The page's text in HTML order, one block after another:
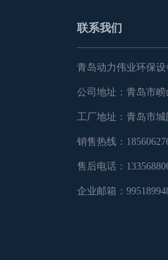
联系我们
青岛动力伟业环保设
公司地址：青岛市
工厂地址：青岛市
销售热线：
售后电话：
企业邮箱：